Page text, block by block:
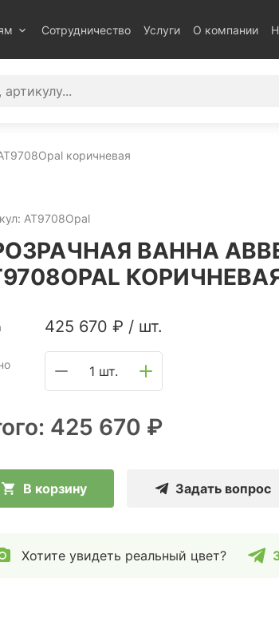
Сотрудничество Услуги О компании
коричневая
AT9708Opal
ВАННА
425 670 ₽ / шт.
1 шт.
425 670 ₽
В корзину Задать вопрос
Хотите увидеть реальный цвет?